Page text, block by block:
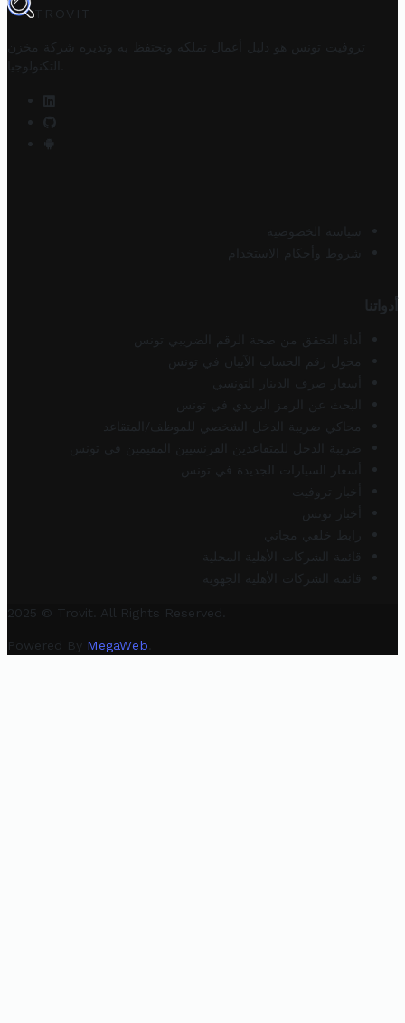
TROVIT
تروفيت تونس هو دليل أعمال تملكه وتحتفظ به وتديره
شركة مخزن
التكنولوجيا
سياسة الخصوصية
شروط وأحكام الاستخدام
أدواتنا
أداة التحقق من صحة الرقم الضريبي تونس
محول رقم الحساب الآيبان في تونس
أسعار صرف الدينار التونسي
البحث عن الرمز البريدي في تونس
محاكي ضريبة الدخل الشخصي للموظف/المتقاعد
ضريبة الدخل للمتقاعدين الفرنسيين المقيمين في تونس
أسعار السيارات الجديدة في تونس
أخبار تروفيت
أخبار تونس
رابط خلفي مجاني
قائمة الشركات الأهلية المحلية
قائمة الشركات الأهلية الجهوية
2025 © Trovit. All Rights Reserved.
Powered By MegaWeb